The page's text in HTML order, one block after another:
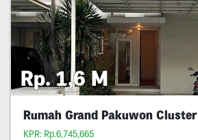
Rp. 1,6 M
Rumah Grand Pakuwon Cluster
KPR: Rp.6,745,665